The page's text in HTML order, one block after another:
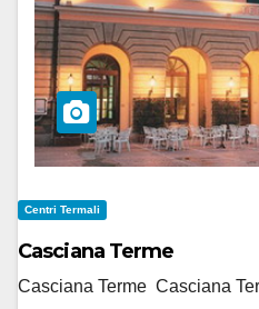
Centri Termali
Casciana Terme
Casciana Terme Casciana